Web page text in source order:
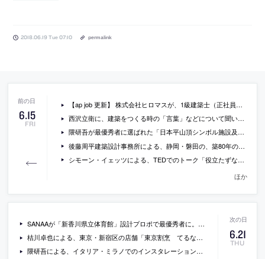
2018.06.19 Tue 07:10 permalink
6.15
FRI
【ap job 更新】 株式会社ヒロマスが、1級建築士（正社員）を募集中
西沢立衛に、建築をつくる時の「言葉」などについて聞いているインタビュー
隈研吾が最優秀者に選ばれた「日本平山頂シンボル施設及び展望回廊」が、愛称を募集中
後藤周平建築設計事務所による、静岡・磐田の、築80年の木造建築をビアバー兼ヘアサロンに改修した「TYU」
シモーン・イェッツによる、TEDでのトーク「役立たずなものをつくる理由」の動画（日本語字幕付）
ほか
6.21
THU
SANAAが「新香川県立体育館」設計プロポで最優秀者に。二次審査通過者には日建・タカネ、SUEP.、藤本、坂・松田平田が。
桔川卓也による、東京・新宿区の店舗「東京割烹 てるなり」
隈研吾による、イタリア・ミラノでのインスタレーション「Breath/ng」の写真